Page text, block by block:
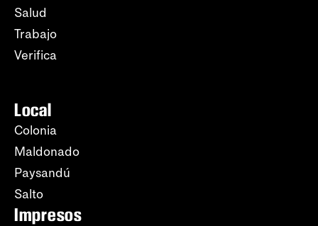
Salud
Trabajo
Verifica
Local
Colonia
Maldonado
Paysandú
Salto
Impresos